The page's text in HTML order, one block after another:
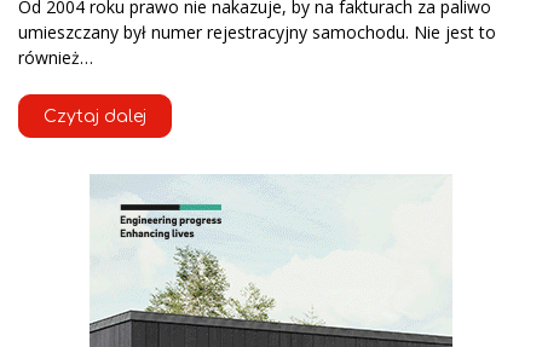
Od 2004 roku prawo nie nakazuje, by na fakturach za paliwo
umieszczany był numer rejestracyjny samochodu. Nie jest to
również…
Czytaj dalej